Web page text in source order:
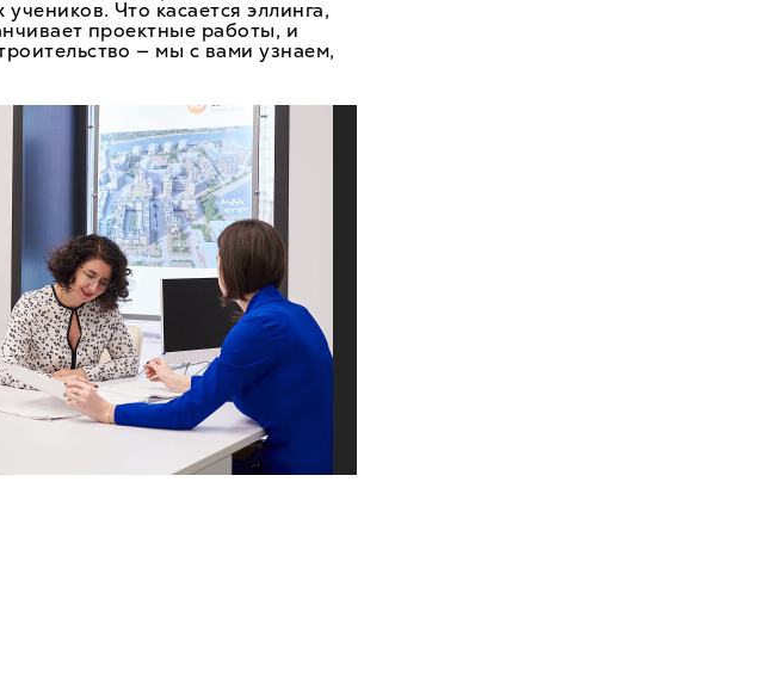
Что касается эллинга,
проектные работы, и
— мы с вами узнаем,